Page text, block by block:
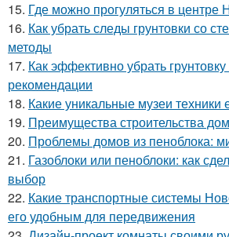
15. Где можно прогуляться в центре
16. Как убрать следы грунтовки со
методы
17. Как эффективно убрать
рекомендации
18. Какие уникальные музеи техники
19. Преимущества строительства
20. Проблемы домов из пеноблока:
21. Газоблоки или пеноблоки: как
выбор
22. Какие транспортные системы
его удобным для передвижения